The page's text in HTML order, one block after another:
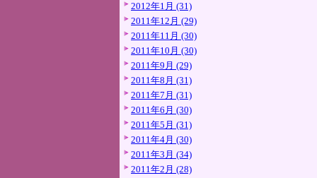
2012年1月 (31)
2011年12月 (29)
2011年11月 (30)
2011年10月 (30)
2011年9月 (29)
2011年8月 (31)
2011年7月 (31)
2011年6月 (30)
2011年5月 (31)
2011年4月 (30)
2011年3月 (34)
2011年2月 (28)